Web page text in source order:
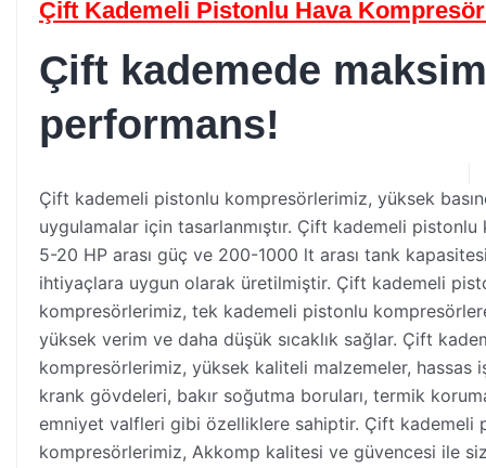
Çift Kademeli Pistonlu Hava
Çift kademede
performans!
Çift kademeli pistonlu kompresörlerimiz, yüksek
uygulamalar için tasarlanmıştır. Çift kademeli
5-20 HP arası güç ve 200-1000 lt arası tank
ihtiyaçlara uygun olarak üretilmiştir. Çift kademeli
kompresörlerimiz, tek kademeli pistonlu
yüksek verim ve daha düşük sıcaklık sağlar. Çift
kompresörlerimiz, yüksek kaliteli malzemeler, hassas
krank gövdeleri, bakır soğutma boruları, termik
emniyet valfleri gibi özelliklere sahiptir. Çift kademeli
kompresörlerimiz, Akkomp kalitesi ve güvencesi ile